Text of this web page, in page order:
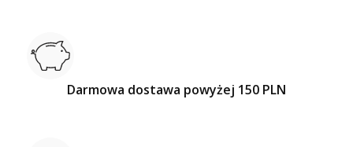
Darmowa dostawa powyżej 150 PLN